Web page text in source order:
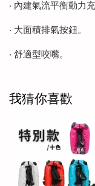
‧ 內建氣流平衡動力充
‧ 大面積排氣按鈕。
‧ 舒適型咬嘴。
我猜你喜歡